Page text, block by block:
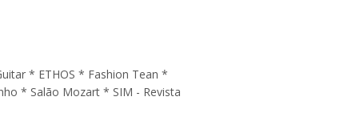
* ETHOS * Fashion Tean *
* Salão Mozart * SIM - Revista